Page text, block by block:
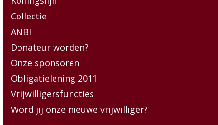
Collectie
ANBI
Donateur worden?
Onze sponsoren
Obligatielening 2011
Vrijwilligersfuncties
Word jij onze nieuwe vrijwilliger?